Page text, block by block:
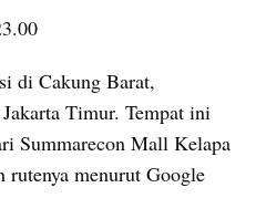
di Cakung Barat,
Timur. Tempat ini
Summarecon Mall Kelapa
menurut Google